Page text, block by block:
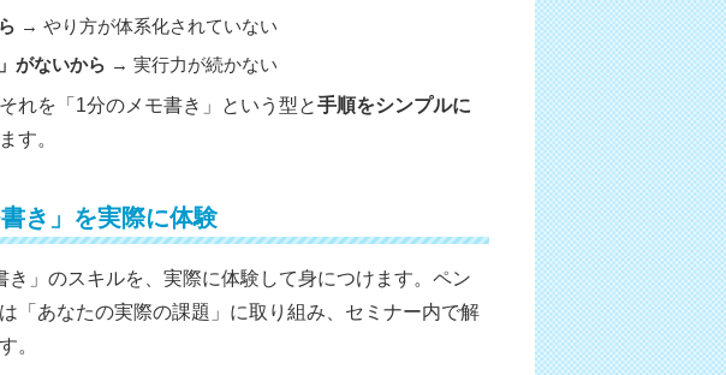
→ やり方が体系化されていない
がないから → 実行力が続かない
れを「1分のメモ書き」という型と手順をシンプルに
す。
き」を実際に体験
」のスキルを、実際に体験して身につけます。ペン
「あなたの実際の課題」に取り組み、セミナー内で解
。